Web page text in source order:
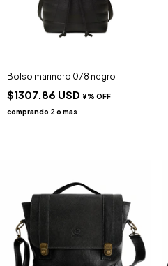
Bolso marinero 078 negro
$1307.86 USD